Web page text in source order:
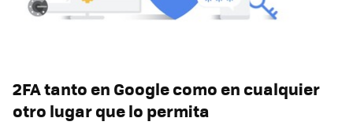
2FA tanto en Google como en cualquier
otro lugar que lo permita